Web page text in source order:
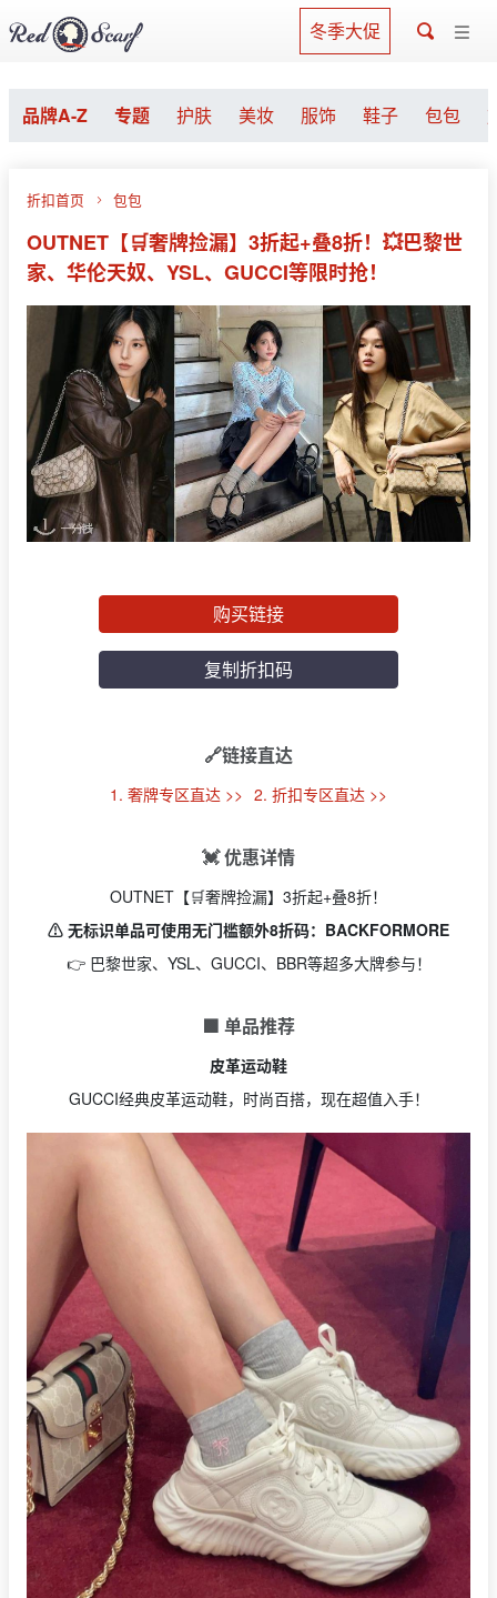
冬季大促
品牌A-Z 专题 护肤 美妆 服饰 鞋子 包包
折扣首页 包包
OUTNET【🛒奢牌捡漏】3折起+叠8折！💥巴黎世
家、华伦天奴、YSL、GUCCI等限时抢！
购买链接
复制折扣码
🔗链接直达
1. 奢牌专区直达 >> 2. 折扣专区直达 >>
💓 优惠详情
OUTNET【🛒奢牌捡漏】3折起+叠8折！
⚠️ 无标识单品可使用无门槛额外8折码：BACKFORMORE
👉 巴黎世家、YSL、GUCCI、BBR等超多大牌参与！
🟩 单品推荐
皮革运动鞋
GUCCI经典皮革运动鞋，时尚百搭，现在超值入手！